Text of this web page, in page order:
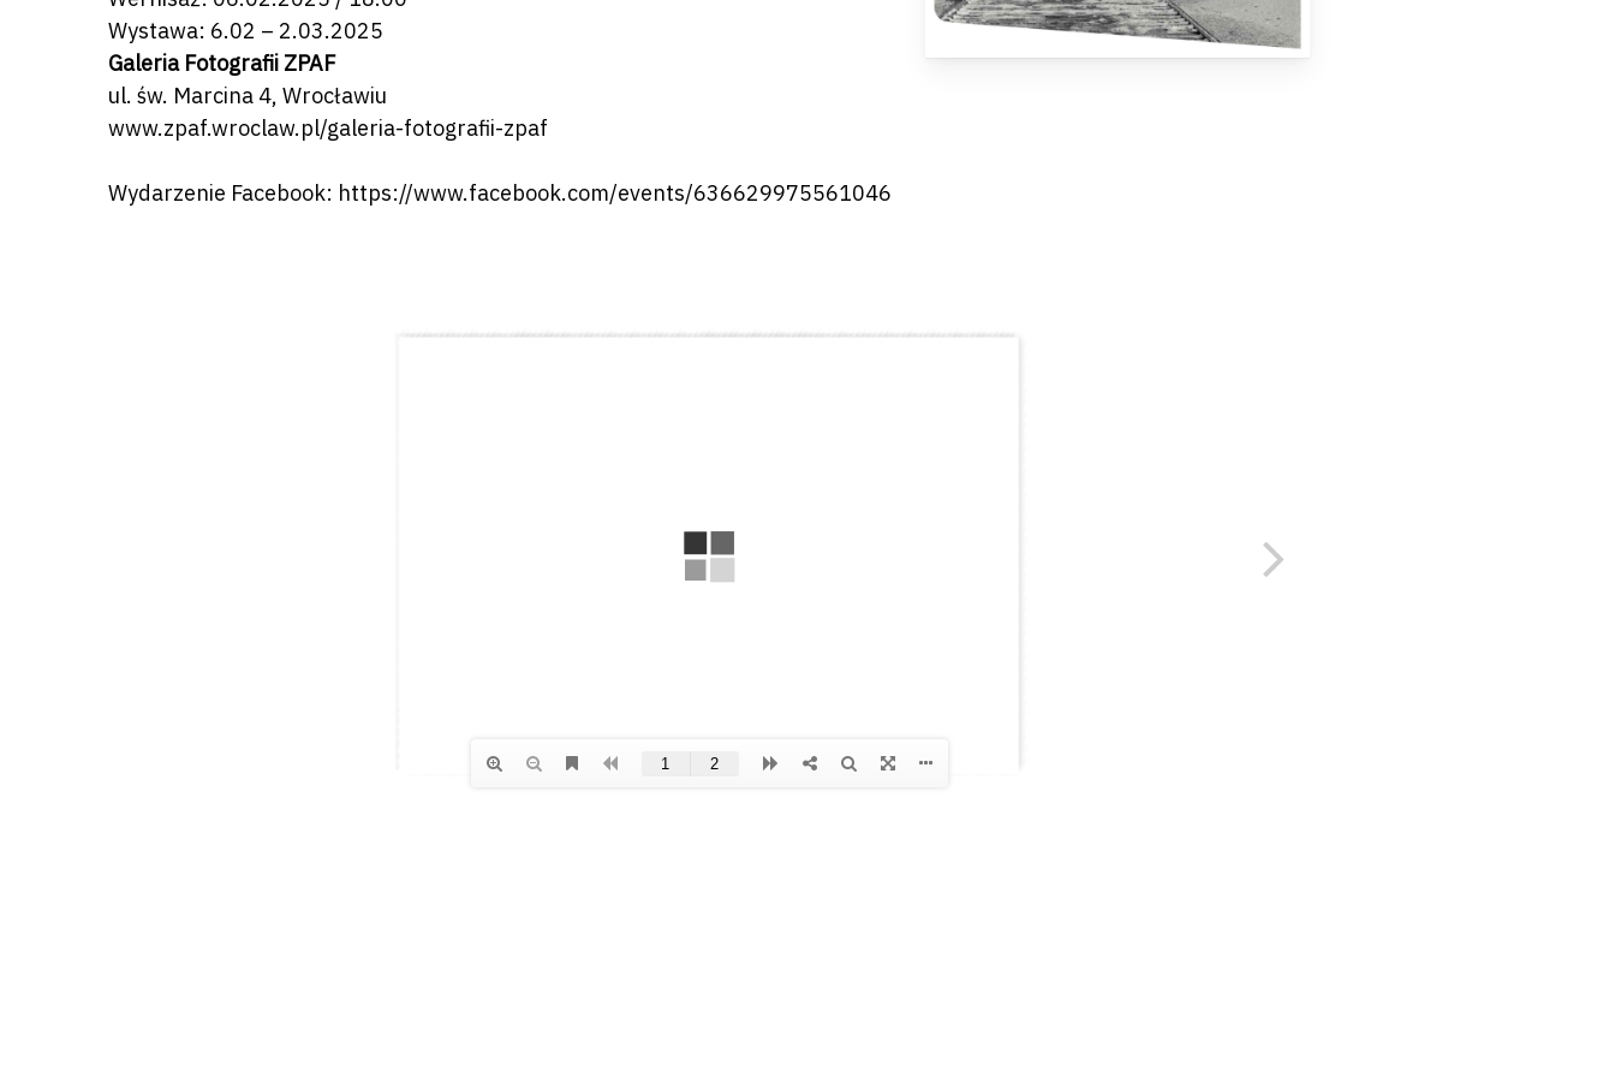
Wystawa: 6.02 – 2.03.2025
Galeria Fotografii ZPAF
ul. św. Marcina 4, Wrocławiu
www.zpaf.wroclaw.pl/galeria-fotografii-zpaf
Wydarzenie Facebook: https://www.facebook.com/events/636629975561046